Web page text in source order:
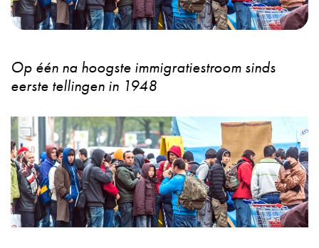
Op één na hoogste immigratiestroom sinds
eerste tellingen in 1948